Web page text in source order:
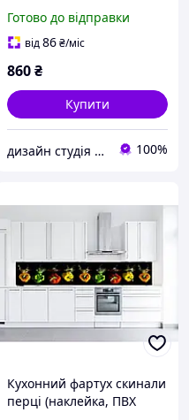
металопластик)
Готово до відправки
від86₴/міс
860₴
Купити
дизайн студія VlaDDecor 100%
Кухонний фартух скинали
перці (наклейка, ПВХ